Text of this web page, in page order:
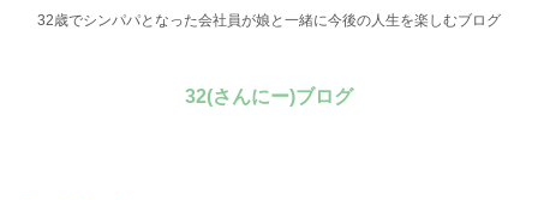
32歳でシンパパとなった会社員が娘と一緒に今後の人生を楽しむブログ
32(さんにー)ブログ